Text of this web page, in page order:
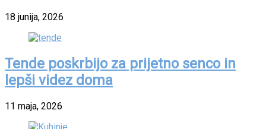
18 junija, 2026
Tende poskrbijo za prijetno senco in
lepši videz doma
11 maja, 2026